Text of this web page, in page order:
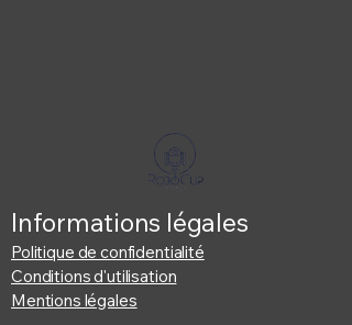
Informations légales
Politique de confidentialité
Conditions d'utilisation
Mentions légales